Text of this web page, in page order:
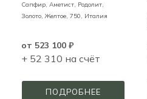
Сапфир, Аметист, Родолит,
Золото, Желтое, 750, Италия
от 523 100 ₽
+ 52 310 на счёт
ПОДРОБНЕЕ